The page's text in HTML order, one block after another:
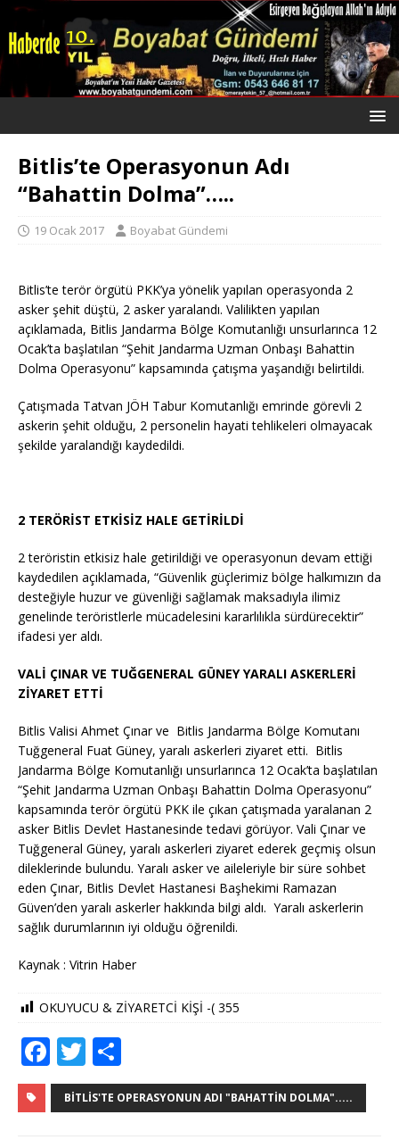
Bitlis’te Operasyonun Adı
“Bahattin Dolma”…..
19 Ocak 2017 Boyabat Gündemi
Bitlis’te terör örgütü PKK’ya yönelik yapılan operasyonda 2
asker şehit düştü, 2 asker yaralandı. Valilikten yapılan
açıklamada, Bitlis Jandarma Bölge Komutanlığı unsurlarınca 12
Ocak’ta başlatılan “Şehit Jandarma Uzman Onbaşı Bahattin
Dolma Operasyonu” kapsamında çatışma yaşandığı belirtildi.
Çatışmada Tatvan JÖH Tabur Komutanlığı emrinde görevli 2
askerin şehit olduğu, 2 personelin hayati tehlikeleri olmayacak
şekilde yaralandığı kaydedildi.
2 TERÖRİST ETKİSİZ HALE GETİRİLDİ
2 teröristin etkisiz hale getirildiği ve operasyonun devam ettiği
kaydedilen açıklamada, “Güvenlik güçlerimiz bölge halkımızın da
desteğiyle huzur ve güvenliği sağlamak maksadıyla ilimiz
genelinde teröristlerle mücadelesini kararlılıkla sürdürecektir”
ifadesi yer aldı.
VALİ ÇINAR VE TUĞGENERAL GÜNEY YARALI ASKERLERİ
ZİYARET ETTİ
Bitlis Valisi Ahmet Çınar ve Bitlis Jandarma Bölge Komutanı
Tuğgeneral Fuat Güney, yaralı askerleri ziyaret etti. Bitlis
Jandarma Bölge Komutanlığı unsurlarınca 12 Ocak’ta başlatılan
“Şehit Jandarma Uzman Onbaşı Bahattin Dolma Operasyonu”
kapsamında terör örgütü PKK ile çıkan çatışmada yaralanan 2
asker Bitlis Devlet Hastanesinde tedavi görüyor. Vali Çınar ve
Tuğgeneral Güney, yaralı askerleri ziyaret ederek geçmiş olsun
dileklerinde bulundu. Yaralı asker ve aileleriyle bir süre sohbet
eden Çınar, Bitlis Devlet Hastanesi Başhekimi Ramazan
Güven’den yaralı askerler hakkında bilgi aldı. Yaralı askerlerin
sağlık durumlarının iyi olduğu öğrenildi.
Kaynak : Vitrin Haber
OKUYUCU & ZİYARETCİ KİŞİ -( 355
F
a
c
T
w
it
h
ar
BITLIS'TE OPERASYONUN ADI "BAHATTIN DOLMA".....